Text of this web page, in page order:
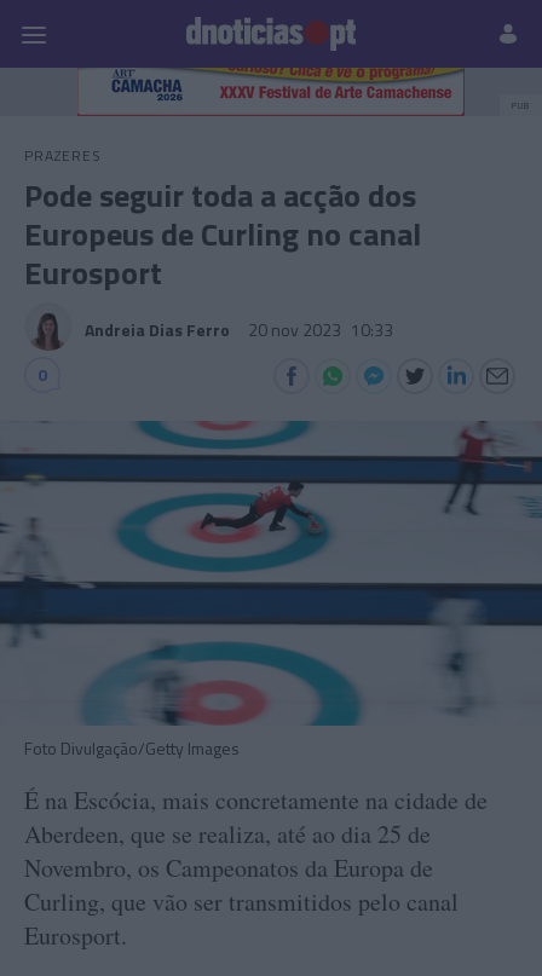
Prazeres Paisagens
PUB
PRAZERES
Pode seguir toda a acção dos
Europeus de Curling no canal
Eurosport
Andreia Dias Ferro 20 nov 2023 10:33
0
Foto Divulgação/Getty Images
É na Escócia, mais concretamente na cidade de
Aberdeen, que se realiza, até ao dia 25 de
Novembro, os Campeonatos da Europa de
Curling, que vão ser transmitidos pelo canal
Eurosport.